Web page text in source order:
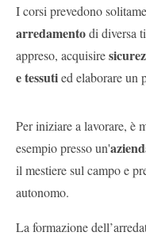
I corsi prevedono
arredamentodi diversa
appreso, acquisire
e tessutied elaborare un
Per iniziare a lavorare, è
esempio presso un'
il mestiere sul campo e
autonomo.
La formazione